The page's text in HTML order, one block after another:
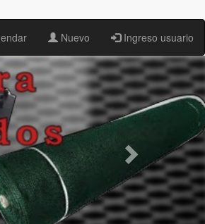
Nuevo Ingreso usuario